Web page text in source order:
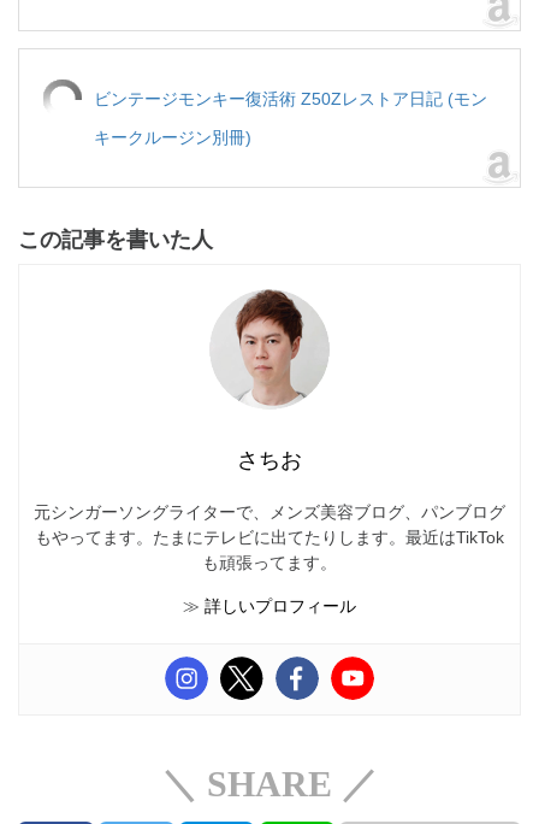
ビンテージモンキー復活術 Z50Zレストア日記 (モン
キークルージン別冊)
この記事を書いた人
さちお
元シンガーソングライターで、メンズ美容ブログ、パンブログ
もやってます。たまにテレビに出てたりします。最近はTikTok
も頑張ってます。
≫ 詳しいプロフィール
＼ SHARE ／